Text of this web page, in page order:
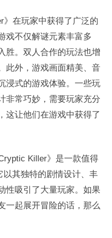
》在玩家中获得了广泛的
戏不仅解谜元素丰富多
胜。双人合作的玩法也增
此外，游戏画面精美、音
浸式的游戏体验。一些玩
非常巧妙，需要玩家充分
这让他们在游戏中获得了
Killer》是一款值得
其独特的剧情设计、丰
性吸引了大量玩家。如果
一起展开冒险的话，那么